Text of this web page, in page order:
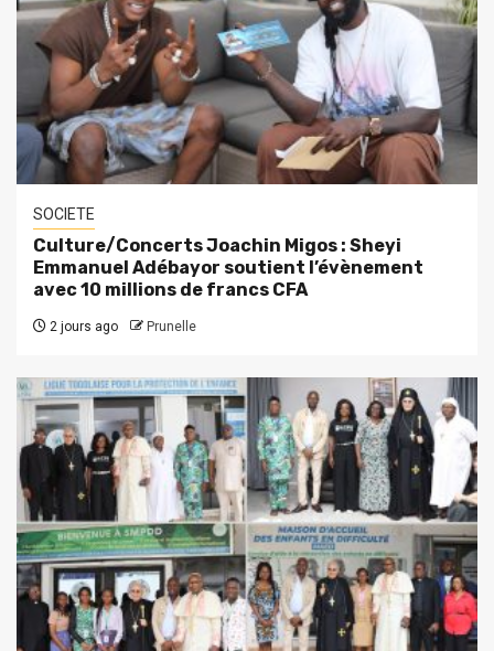
SOCIETE
Culture/Concerts Joachin Migos : Sheyi
Emmanuel Adébayor soutient l’évènement
avec 10 millions de francs CFA
2 jours ago Prunelle